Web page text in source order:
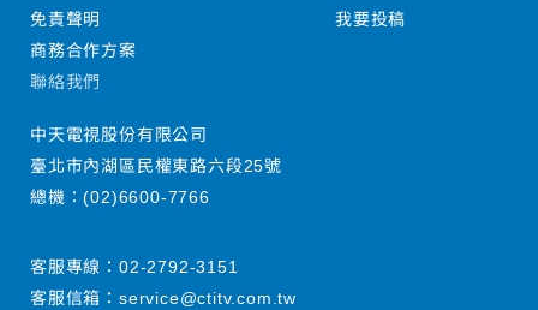
免責聲明
商務合作方案
我要投稿
聯絡我們
中天電視股份有限公司
臺北市內湖區民權東路六段25號
總機：(02)6600-7766
客服專線： 02-2792-3151
客服信箱： service@ctitv.com.tw